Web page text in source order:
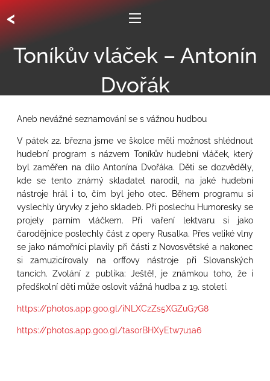
<
Toníkův vláček – Antonín
Dvořák
Aneb nevážné seznamování se s vážnou hudbou
V pátek 22. března jsme ve školce měli možnost shlédnout
hudební program s názvem Toníkův hudební vláček, který
byl zaměřen na dílo Antonína Dvořáka. Děti se dozvěděly,
kde se tento známý skladatel narodil, na jaké hudební
nástroje hrál i to, čím byl jeho otec. Během programu si
vyslechly úryvky z jeho skladeb. Při poslechu Humoresky se
projely parním vláčkem. Při vaření lektvaru si jako
čarodějnice poslechly část z opery Rusalka. Přes veliké vlny
se jako námořníci plavily při části z Novosvětské a nakonec
si zamuzicírovaly na orffovy nástroje při Slovanských
tancích. Zvolání z publika: Ještě!, je známkou toho, že i
předškolní děti může oslovit vážná hudba z 19. století.
https://photos.app.goo.gl/iNLXCzZs5XGZuG7G8
https://photos.app.goo.gl/tasorBHXyEtw7u1a6